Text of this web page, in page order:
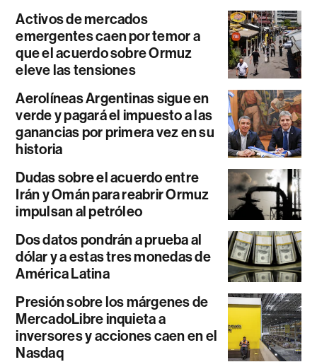
Activos de mercados
emergentes caen por temor a
que el acuerdo sobre Ormuz
eleve las tensiones
Aerolíneas Argentinas sigue en
verde y pagará el impuesto a las
ganancias por primera vez en su
historia
Dudas sobre el acuerdo entre
Irán y Omán para reabrir Ormuz
impulsan al petróleo
Dos datos pondrán a prueba al
dólar y a estas tres monedas de
América Latina
Presión sobre los márgenes de
MercadoLibre inquieta a
inversores y acciones caen en el
Nasdaq